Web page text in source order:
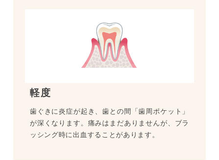
軽度
歯ぐきに炎症が起き、歯との間「歯周ポケット」
が深くなります。痛みはまだありませんが、ブラ
ッシング時に出血することがあります。